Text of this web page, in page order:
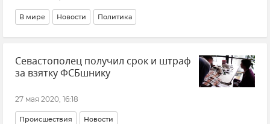
В мире Новости Политика
Севастополец получил срок и штраф
за взятку ФСБшнику
27 мая 2020, 16:18
Происшествия Новости